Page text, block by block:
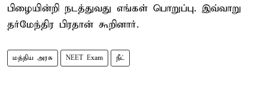
பிழையின்றி நடத்துவது எங்கள் பொறுப்பு. இவ்வாறு
தர்மேந்திர பிரதான் கூறினார்.
மத்திய அரசு NEET Exam நீட்